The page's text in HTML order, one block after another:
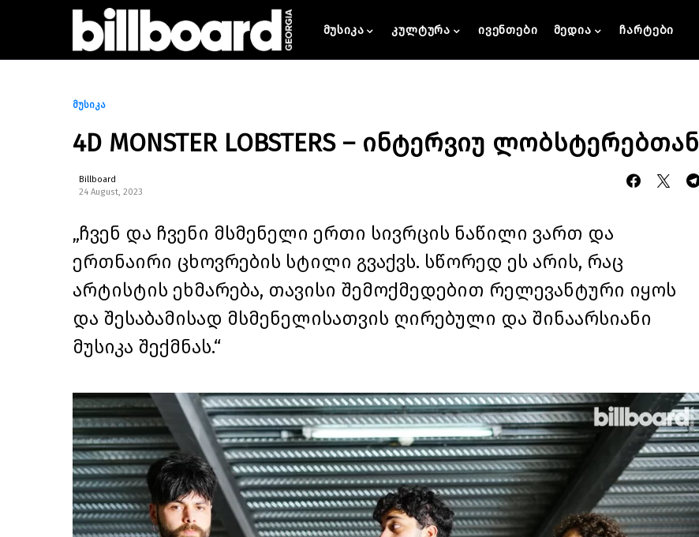
მუსიკა კულტურა ივენთები მედია ჩარტები
მუსიკა
4D MONSTER LOBSTERS – ინტერვიუ ლობსტერებთან
Billboard
24 August, 2023
„ჩვენ და ჩვენი მსმენელი ერთი სივრცის ნაწილი ვართ და
ერთნაირი ცხოვრების სტილი გვაქვს. სწორედ ეს არის, რაც
არტისტის ეხმარება, თავისი შემოქმედებით რელევანტური იყოს
და შესაბამისად მსმენელისათვის ღირებული და შინაარსიანი
მუსიკა შექმნას.“